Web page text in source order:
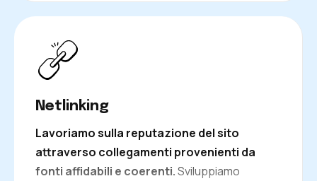
Netlinking
Lavoriamo sulla reputazione del sito
attraverso collegamenti provenienti da
fonti affidabili e coerenti.Sviluppiamo